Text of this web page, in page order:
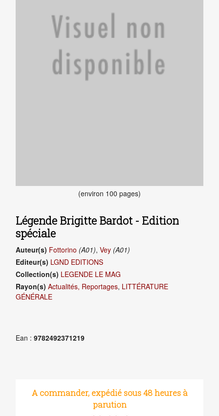
(environ 100 pages)
Légende Brigitte Bardot - Edition
spéciale
Auteur(s) Fottorino (A01), Vey (A01)
Editeur(s) LGND EDITIONS
Collection(s) LEGENDE LE MAG
Rayon(s) Actualités, Reportages, LITTÉRATURE
GÉNÉRALE
Ean : 9782492371219
A commander, expédié sous 48 heures à
parution